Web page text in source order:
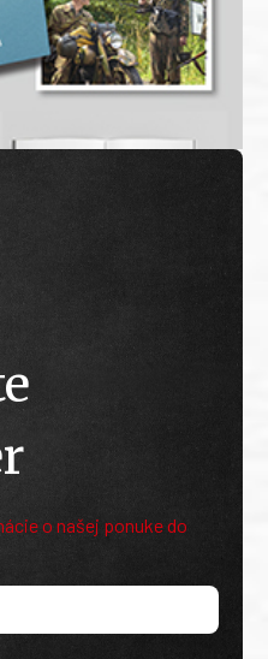
o našej ponuke do